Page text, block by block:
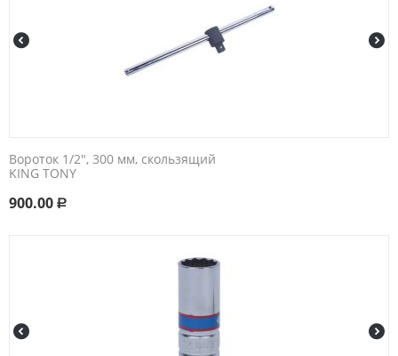
Вороток 1/2", 300 мм, скользящий
KING TONY
900.00 Р